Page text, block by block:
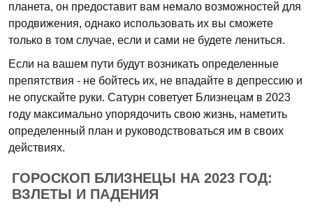
планета, он предоставит вам немало возможностей для
продвижения, однако использовать их вы сможете
только в том случае, если и сами не будете лениться.
Если на вашем пути будут возникать определенные
препятствия - не бойтесь их, не впадайте в депрессию и
не опускайте руки. Сатурн советует Близнецам в 2023
году максимально упорядочить свою жизнь, наметить
определенный план и руководствоваться им в своих
действиях.
ГОРОСКОП БЛИЗНЕЦЫ НА 2023 ГОД:
ВЗЛЕТЫ И ПАДЕНИЯ